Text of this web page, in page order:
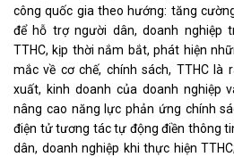
công quốc gia theo hướng: tăng
để hỗ trợ người dân, doanh nghiệp
TTHC, kịp thời nắm bắt, phát hiện
mắc về cơ chế, chính sách, TTHC là
xuất, kinh doanh của doanh nghiệp
nâng cao năng lực phản ứng chính
điện tử tương tác tự động điền thông
dân, doanh nghiệp khi thực hiện